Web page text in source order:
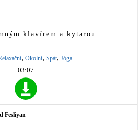
klavírem a kytarou.
, Okolní, Spát, Jóga
03:07
Fesliyan